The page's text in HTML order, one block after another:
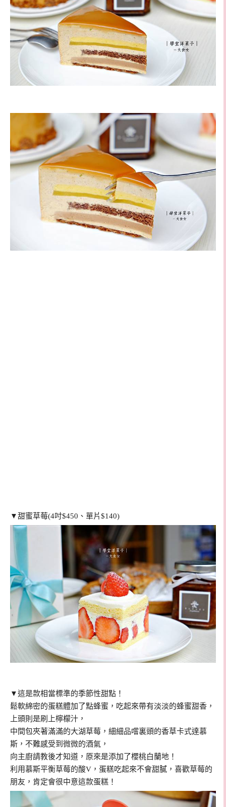
▼甜蜜草莓(4吋$450、單片$140)
▼這是款相當標準的季節性甜點！
鬆軟綿密的蛋糕體加了點蜂蜜，吃起來帶有淡淡的蜂蜜甜香，
上頭則是刷上檸檬汁，
中間包夾著滿滿的大湖草莓，細細品嚐裏頭的香草卡式達慕
斯，不難感受到微微的酒氣，
向主廚請教後才知道，原來是添加了櫻桃白蘭地！
利用慕斯平衡草莓的酸V，蛋糕吃起來不會甜膩，喜歡草莓的
朋友，肯定會很中意這款蛋糕！